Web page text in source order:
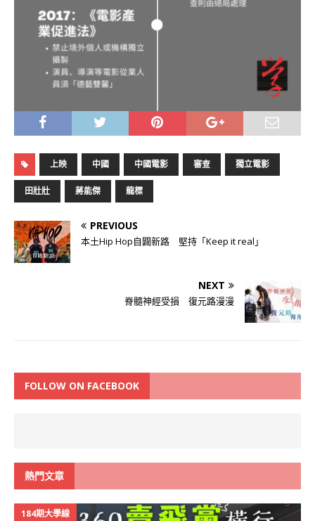
上映 中國 中國電影 審查 獨立電影
田壯壯 蔣能傑 龍標
PREVIOUS
本土Hip Hop自闢新路 堅持「Keep it real」
NEXT
脊髓神經受損 復元路漫漫
FOLLOW ON FACEBOOK
熱門文章
184期大學線